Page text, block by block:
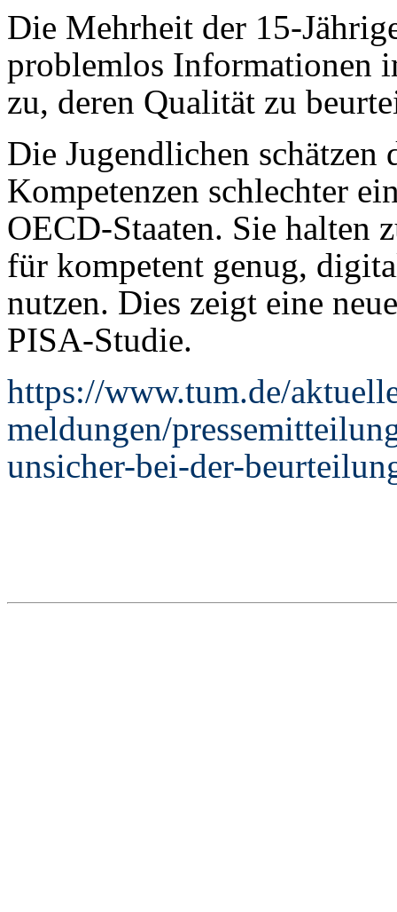
Die Mehrheit der 15-
problemlos Informationen
zu, deren Qualität zu
Die Jugendlichen schätzen
Kompetenzen schlechter
OECD-Staaten. Sie halten
für kompetent genug,
nutzen. Dies zeigt eine
PISA-Studie.
https://www.tum.de/
meldungen/
unsicher-bei-der-